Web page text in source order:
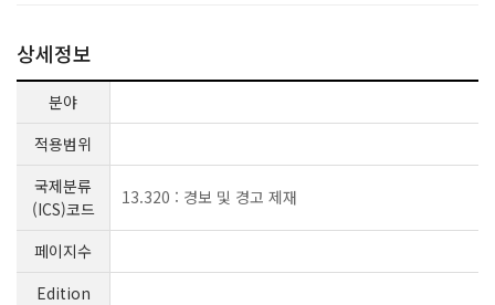
상세정보
분야
적용범위
국제분류
(ICS)코드
13.320 : 경보 및 경고 제재
페이지수
Edition